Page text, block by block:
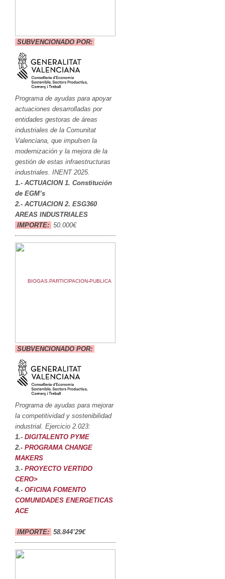
SUBVENCIONADO POR:
Programa de ayudas para apoyar
actuaciones desarrolladas por
entidades gestoras de áreas
industriales de la Comunitat
Valenciana, que impulsen la
modernización y la mejora de la
gestión de estas infraestructuras
industriales. INENT 2025.
1.- ACTUACION 1. Constitución
de EGM’s
2.- ACTUACION 2. ESG360
AREAS INDUSTRIALES
IMPORTE: 50.000€
SUBVENCIONADO POR:
Programa de ayudas para mejorar
la competitividad y sostenibilidad
industrial. Ejercicio 2.023:
1.- DIGITALENTO PYME
2.- PROGRAMA CHANGE
MAKERS
3.- PROYECTO VERTIDO
CERO>
4.- OFICINA FOMENTO
COMUNIDADES ENERGETICAS
ACE
IMPORTE: 58.844’29€